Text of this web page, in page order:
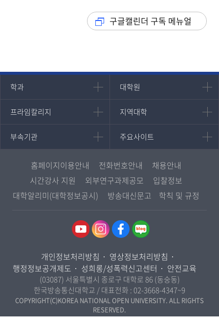
구글캘린더 구독 메뉴얼
학과
인문과학대학
국어국문학과
영어영문학과
일본학과
사회과학대학
무역학과
미디어영상학과
도시콘텐츠·관광학과
사회복지연계전공
대학원
대학원
대학원
경영대학원
프라임칼리지
프라임칼리지
학사학위과정
평생교육과정
지역대학
지역대학
지역대학 포털
서울지역대학
대구경북지역대학
인천지역대학
광주전남지역대학
울산지역대학
경기지역대학
강원지역대학
충북지역대학
전북지역대학
경남지역대학
제주지역대학
부속기관
부속기관
중앙도서관
원격교육혁신연구원
통합인문학연구소
디지털미디어센터
국제협력단
산학협력단
주요사이트
주요사이트
멘토링
진로심리상담
교육정보화본부
국립대학육성사업
홈페이지이용안내 전화번호안내
채용안내
시간강사 지원
외부연구과제공모
입찰정보
대학알리미(대학정보공시)
방송대신문고 학칙 및 규정
개인정보처리방침
영상정보처리방침
행정정보공개제도
성희롱/성폭력신고센터 안전교육
(03087) 서울특별시 종로구 대학로 86 (동숭동)
한국방송통신대학교 / 대표전화 : 02-3668-4347~9
COPYRIGHT(C)KOREA NATIONAL OPEN UNIVERSITY. ALL RIGHTS
RESERVED.